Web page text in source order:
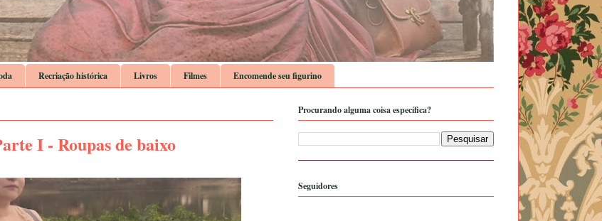
Recriação histórica Livros Filmes Encomende seu figurino
I - Roupas de baixo
Procurando alguma coisa específica?
Seguidores